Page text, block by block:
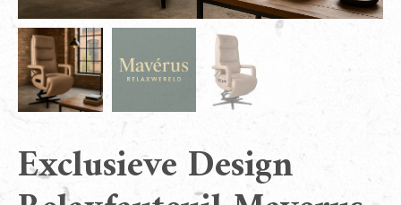
Exclusieve Design